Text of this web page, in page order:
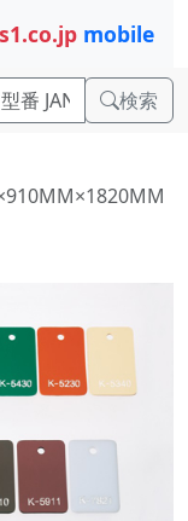
mobile
検索